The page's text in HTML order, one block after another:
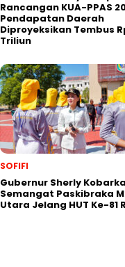
Rancangan KUA-PPAS
Pendapatan Daerah
Diproyeksikan Tembus
Triliun
SOFIFI
Gubernur Sherly
Semangat Paskibraka
Utara Jelang HUT Ke-81